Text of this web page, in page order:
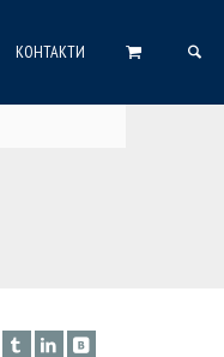
КОНТАКТИ